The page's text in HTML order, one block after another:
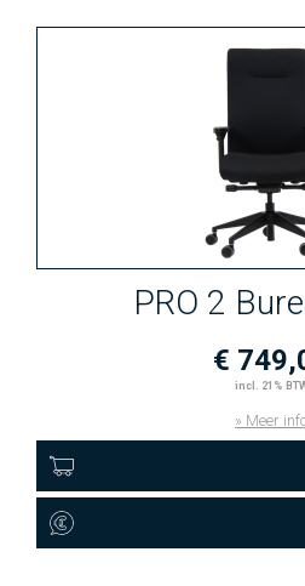
PRO 2
€
incl. 21%
» Meer